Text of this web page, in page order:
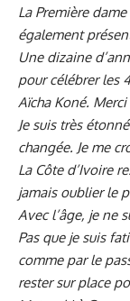
La Première
également
Une dizaine
pour célébrer les
Aïcha Koné.
Je suis très
changée. Je me
La Côte d’Ivoire
jamais oublier le
Avec l’âge, je ne
Pas que je suis
comme par le
rester sur place